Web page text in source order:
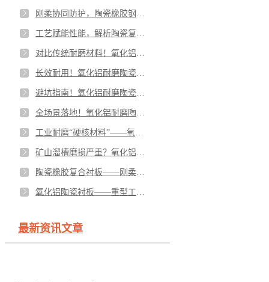
刚柔协同防护，陶瓷橡胶钢板复合板工业工况应用与价值落地
工艺赋能性能，解析陶瓷复合衬板核心技术优势
对比传统耐磨材料！氧化铝耐磨陶瓷为何成为工业降本首选
长效耐用！氧化铝耐磨陶瓷安装规范与维护保养技巧
避坑指南！氧化铝耐磨陶瓷选型核心技巧与参数标准
全场景落地！氧化铝耐磨陶瓷主流工业应用领域详解
工业耐磨“硬核材料”——氧化铝耐磨陶瓷核心性能全解析
矿山溜槽磨损严重？氧化铝陶瓷精准破解工矿耐磨难题
陶瓷橡胶复合衬板——刚柔并济，攻克高冲击磨损难题
氧化铝陶瓷衬板——重型工况耐磨主力，筑牢设备长效防护壁垒
最新资讯文章